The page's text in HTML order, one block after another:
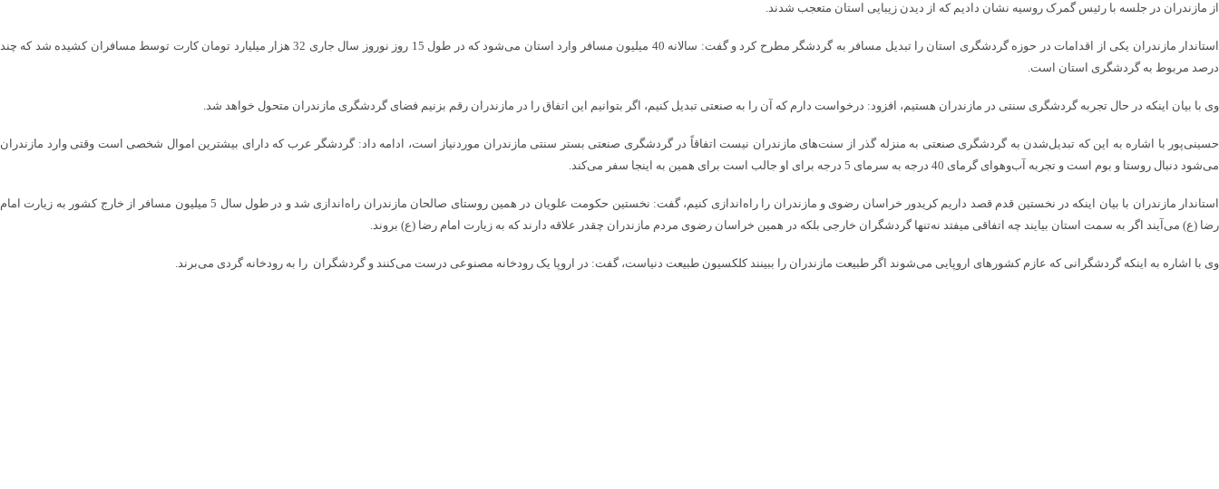
از مازندران در جلسه با رئیس گمرک روسیه نشان دادیم که از دیدن زیبایی استان متعجب شدند.
استاندار مازندران یکی از اقدامات در حوزه گردشگری استان را تبدیل مسافر به گردشگر مطرح کرد و گفت: سالانه 40 میلیون مسافر وارد استان می‌شود که در طول 15 روز نوروز سال جاری 32 هزار میلیارد تومان کارت توسط مسافران کشیده شد که چند
درصد مربوط به گردشگری استان است.
وی با بیان اینکه در حال تجربه گردشگری سنتی در مازندران هستیم، افزود: درخواست دارم که آن را به صنعتی تبدیل کنیم، اگر بتوانیم این اتفاق را در مازندران رقم بزنیم فضای گردشگری مازندران متحول خواهد شد.
حسینی‌پور با اشاره به این که تبدیل‌شدن به گردشگری صنعتی به منزله گذر از سنت‌های مازندران نیست اتفاقاً در گردشگری صنعتی بستر سنتی مازندران موردنیاز است، ادامه داد: گردشگر عرب که دارای بیشترین اموال شخصی است وقتی وارد مازندران
می‌شود دنبال روستا و بوم است و تجربه آب‌وهوای گرمای 40 درجه به سرمای 5 درجه برای او جالب است برای همین به اینجا سفر می‌کند.
استاندار مازندران با بیان اینکه در نخستین قدم قصد داریم کریدور خراسان رضوی و مازندران را راه‌اندازی کنیم، گفت: نخستین حکومت علویان در همین روستای صالحان مازندران راه‌اندازی شد و در طول سال 5 میلیون مسافر از خارج کشور به زیارت امام
رضا (ع) می‌آیند اگر به سمت استان بیایند چه اتفاقی میفتد نه‌تنها گردشگران خارجی بلکه در همین خراسان رضوی مردم مازندران چقدر علاقه دارند که به زیارت امام رضا (ع) بروند.
وی با اشاره به اینکه گردشگرانی که عازم کشورهای اروپایی می‌شوند اگر طبیعت مازندران را ببینند کلکسیون طبیعت دنیاست، گفت: در اروپا یک رودخانه مصنوعی درست می‌کنند و گردشگران را به رودخانه گردی می‌برند.